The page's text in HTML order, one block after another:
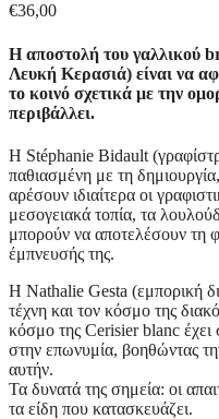
€36,00
Η αποστολή του γαλλικού
Λευκή Κερασιά) είναι να
το κοινό σχετικά με την
περιβάλλει.
H Stéphanie Bidault
παθιασμένη με τη
αρέσουν ιδιαίτερα οι
μεσογειακά τοπία, τα
μπορούν να αποτελέσουν τη
έμπνευσής της.
Η Nathalie Gesta (εμπορική
τέχνη και τον κόσμο της
κόσμο της Cerisier blanc
στην επωνυμία, βοηθώντας
αυτήν.
Τα δυνατά της σημεία: οι
τα είδη που κατασκευάζει.